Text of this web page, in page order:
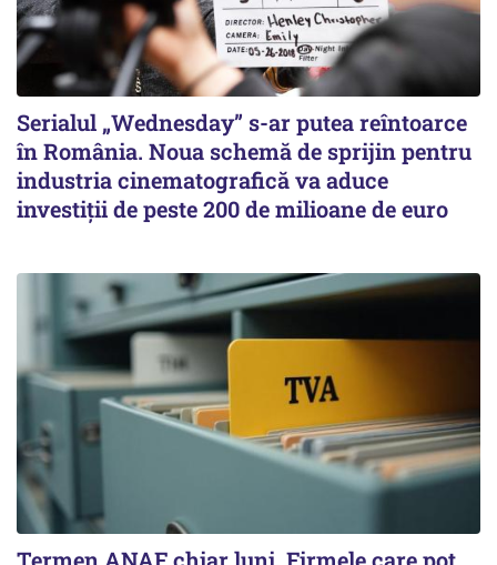
Serialul „Wednesday” s-ar putea reîntoarce
în România. Noua schemă de sprijin pentru
industria cinematografică va aduce
investiții de peste 200 de milioane de euro